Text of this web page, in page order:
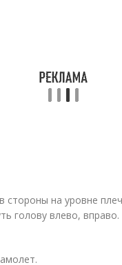
стороны на уровне
голову влево,